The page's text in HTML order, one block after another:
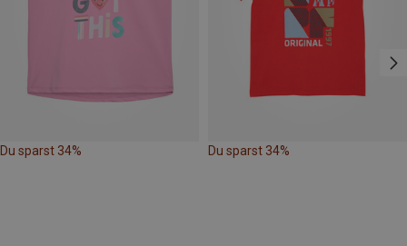
Du sparst 34% Du sparst 34%